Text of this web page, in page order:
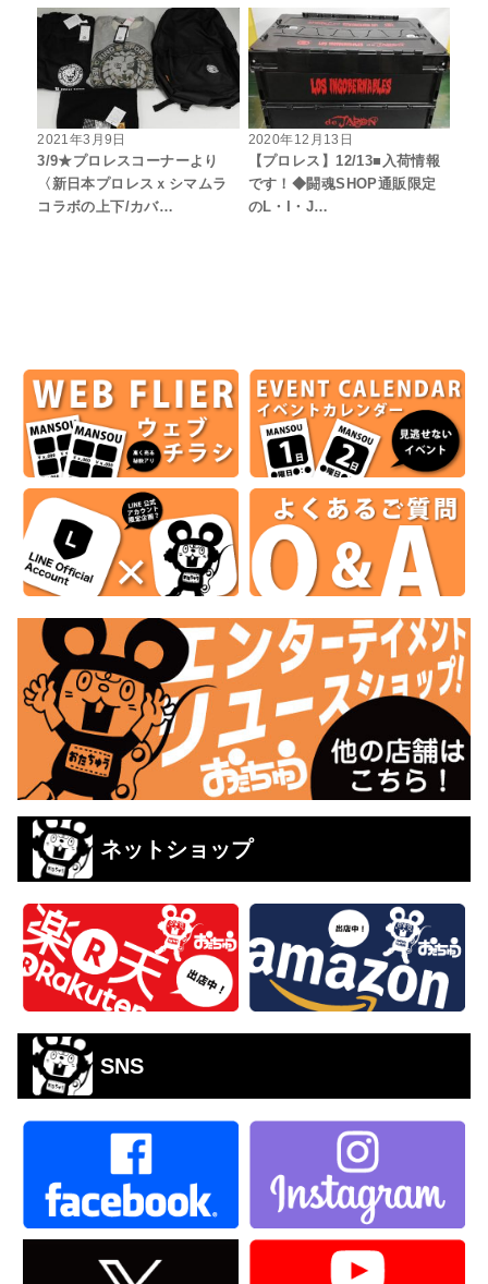
2021年3月9日
3/9★プロレスコーナーより
〈新日本プロレスｘシマムラ
コラボの上下/カバ…
2020年12月13日
【プロレス】12/13■入荷情報
です！◆闘魂SHOP通販限定
のL・I・J…
ネットショップ
SNS